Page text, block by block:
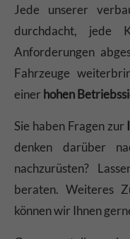
Jede unserer
durchdacht, jede
Anforderungen
Fahrzeuge
einer hohen
Sie haben Fragen zur
denken darüber
nachzurüsten?
beraten. Weiteres
können wir Ihnen